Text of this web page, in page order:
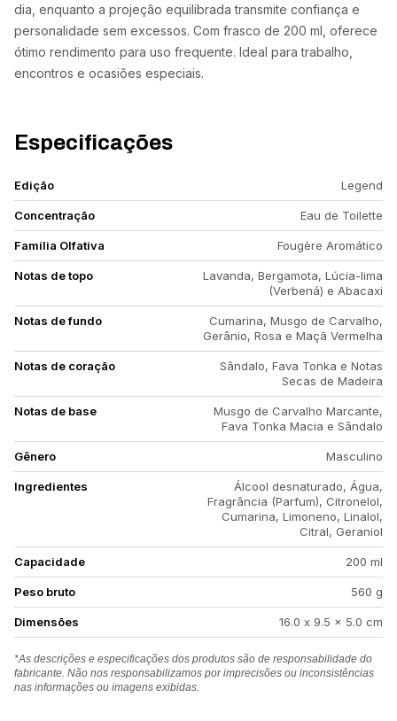
dia, enquanto a projeção equilibrada transmite confiança e
personalidade sem excessos. Com frasco de 200 ml, oferece
ótimo rendimento para uso frequente. Ideal para trabalho,
encontros e ocasiões especiais.
Especificações
Edição Legend
Concentração Eau de Toilette
Família Olfativa Fougère Aromático
Notas de topo
Lavanda, Bergamota, Lúcia-lima
(Verbená) e Abacaxi
Notas de fundo
Cumarina, Musgo de Carvalho,
Gerânio, Rosa e Maçã Vermelha
Notas de coração
Sândalo, Fava Tonka e Notas
Secas de Madeira
Notas de base
Musgo de Carvalho Marcante,
Fava Tonka Macia e Sândalo
Gênero Masculino
Ingredientes
Álcool desnaturado, Água,
Fragrância (Parfum), Citronelol,
Cumarina, Limoneno, Linalol,
Citral, Geraniol
Capacidade 200 ml
Peso bruto 560 g
Dimensões 16.0 x 9.5 x 5.0 cm
*As descrições e especificações dos produtos são de responsabilidade do
fabricante. Não nos responsabilizamos por imprecisões ou inconsistências
nas informações ou imagens exibidas.